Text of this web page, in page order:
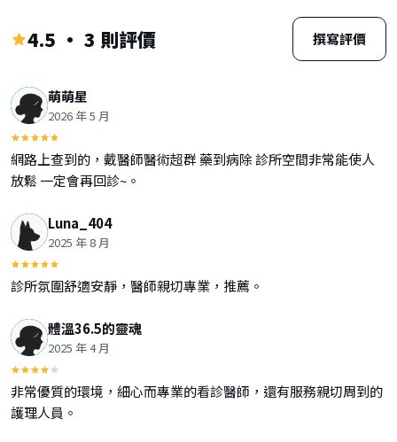
4.5 · 3 則評價 撰寫評價
萌萌星
2026 年 5 月
網路上查到的，戴醫師醫術超群 藥到病除 診所空間非常能使人
放鬆 一定會再回診~。
Luna_404
2025 年 8 月
診所氛圍舒適安靜，醫師親切專業，推薦。
體溫36.5的靈魂
2025 年 4 月
非常優質的環境，細心而專業的看診醫師，還有服務親切周到的
護理人員。